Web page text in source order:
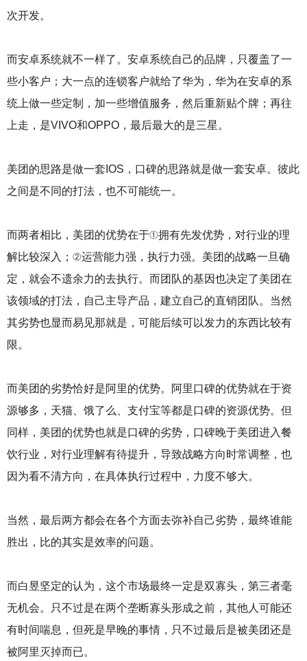
次开发。
而安卓系统就不一样了。安卓系统自己的品牌，只覆盖了一
些小客户；大一点的连锁客户就给了华为，华为在安卓的系
统上做一些定制，加一些增值服务，然后重新贴个牌；再往
上走，是VIVO和OPPO，最后最大的是三星。
美团的思路是做一套IOS，口碑的思路就是做一套安卓。彼此
之间是不同的打法，也不可能统一。
而两者相比，美团的优势在于①拥有先发优势，对行业的理
解比较深入；②运营能力强，执行力强。美团的战略一旦确
定，就会不遗余力的去执行。而团队的基因也决定了美团在
该领域的打法，自己主导产品，建立自己的直销团队。当然
其劣势也显而易见那就是，可能后续可以发力的东西比较有
限。
而美团的劣势恰好是阿里的优势。阿里口碑的优势就在于资
源够多，天猫、饿了么、支付宝等都是口碑的资源优势。但
同样，美团的优势也就是口碑的劣势，口碑晚于美团进入餐
饮行业，对行业理解有待提升，导致战略方向时常调整，也
因为看不清方向，在具体执行过程中，力度不够大。
当然，最后两方都会在各个方面去弥补自己劣势，最终谁能
胜出，比的其实是效率的问题。
而白昱坚定的认为，这个市场最终一定是双寡头，第三者毫
无机会。只不过是在两个垄断寡头形成之前，其他人可能还
有时间喘息，但死是早晚的事情，只不过最后是被美团还是
被阿里灭掉而已。